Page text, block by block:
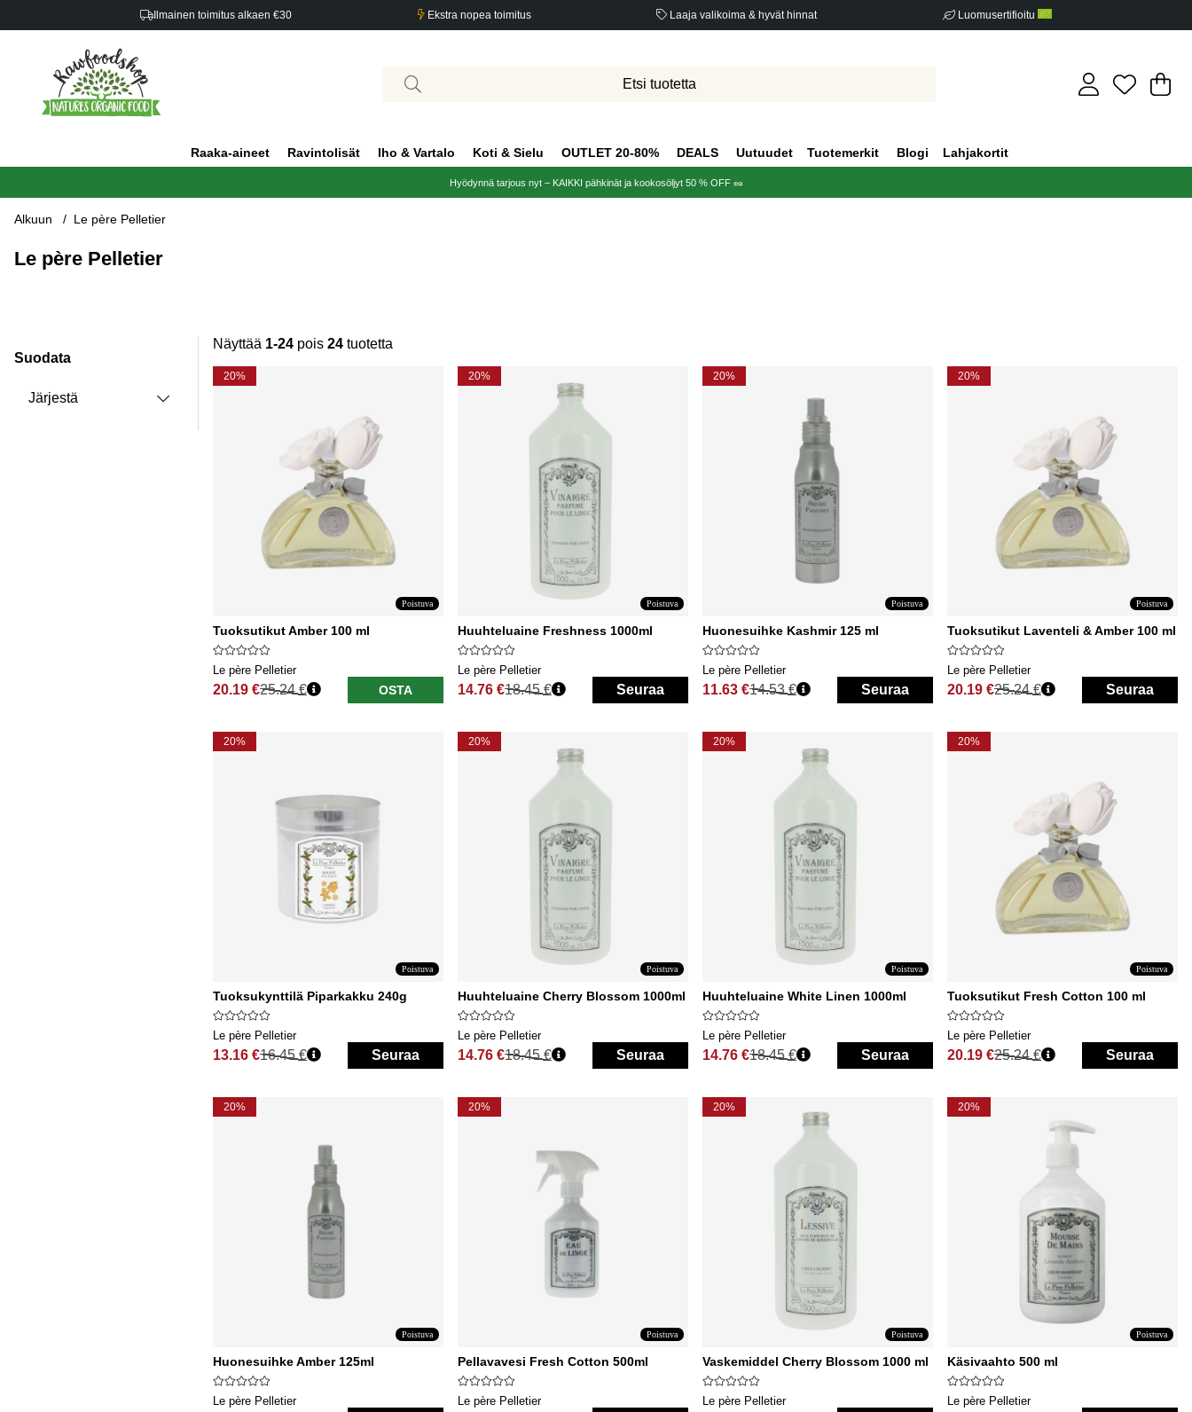
Ilmainen toimitus alkaen €30 Ekstra nopea toimitus Laaja valikoima & hyvät hinnat Luomusertifioitu
.
Raaka-aineet Ravintolisät Iho & Vartalo Koti & Sielu OUTLET 20-80% DEALS Uutuudet Tuotemerkit Blogi Lahjakortit
Hyödynnä tarjous nyt – KAIKKI pähkinät ja kookosöljyt 50 % OFF 🥜
Alkuun Le père Pelletier
Le père Pelletier
Suodata
Järjestä
Näyttää 1-24 pois 24 tuotetta
Tuotteet
20%
Poistuva
Tuoksutikut Amber 100 ml
Le père Pelletier
20.19 €
Normaali hinta
25.24 € OSTA
20%
Poistuva
Huuhteluaine Freshness 1000ml
Le père Pelletier
14.76 €
Normaali hinta
18.45 € Seuraa
20%
Poistuva
Huonesuihke Kashmir 125 ml
Le père Pelletier
11.63 €
Normaali hinta
14.53 € Seuraa
20%
Poistuva
Tuoksutikut Laventeli & Amber 100 ml
Le père Pelletier
20.19 €
Normaali hinta
25.24 € Seuraa
20%
Poistuva
Tuoksukynttilä Piparkakku 240g
Le père Pelletier
13.16 €
Normaali hinta
16.45 € Seuraa
20%
Poistuva
Huuhteluaine Cherry Blossom 1000ml
Le père Pelletier
14.76 €
Normaali hinta
18.45 € Seuraa
20%
Poistuva
Huuhteluaine White Linen 1000ml
Le père Pelletier
14.76 €
Normaali hinta
18.45 € Seuraa
20%
Poistuva
Tuoksutikut Fresh Cotton 100 ml
Le père Pelletier
20.19 €
Normaali hinta
25.24 € Seuraa
20%
Poistuva
Huonesuihke Amber 125ml
Le père Pelletier
20%
Poistuva
Pellavavesi Fresh Cotton 500ml
Le père Pelletier
20%
Poistuva
Vaskemiddel Cherry Blossom 1000 ml
Le père Pelletier
20%
Poistuva
Käsivaahto 500 ml
Le père Pelletier